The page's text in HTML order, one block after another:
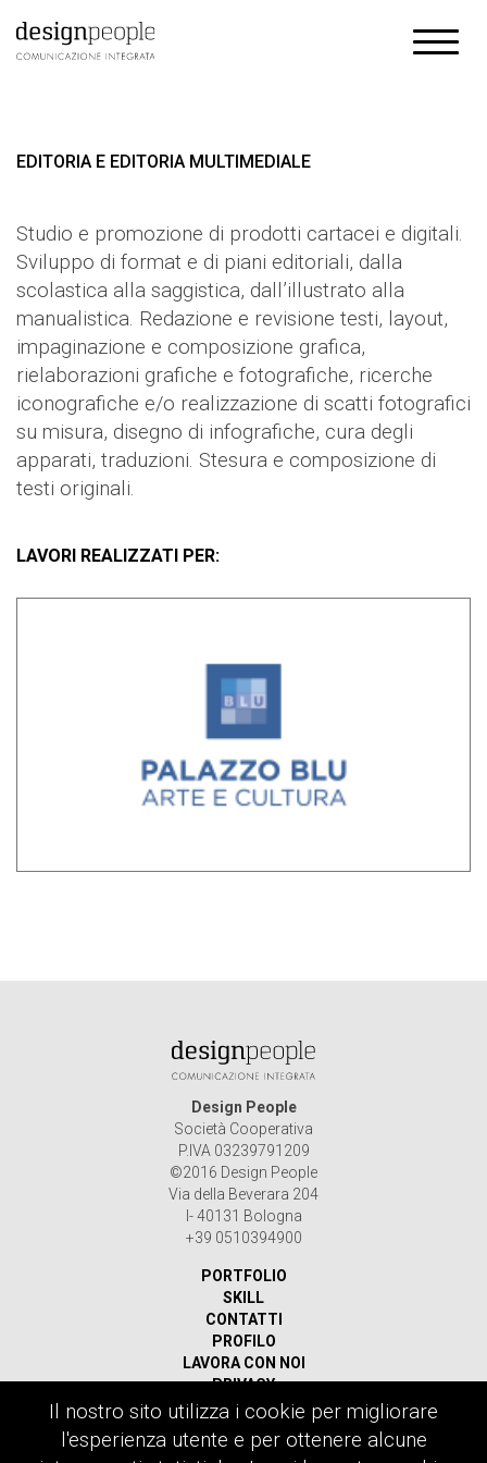
EDITORIA E EDITORIA MULTIMEDIALE
Studio e promozione di prodotti cartacei e digitali.
Sviluppo di format e di piani editoriali, dalla
scolastica alla saggistica, dall’illustrato alla
manualistica. Redazione e revisione testi, layout,
impaginazione e composizione grafica,
rielaborazioni grafiche e fotografiche, ricerche
iconografiche e/o realizzazione di scatti fotografici
su misura, disegno di infografiche, cura degli
apparati, traduzioni. Stesura e composizione di
testi originali.
LAVORI REALIZZATI PER:
Design People
Società Cooperativa
P.IVA 03239791209
©2016 Design People
Via della Beverara 204
I- 40131 Bologna
+39 0510394900
PORTFOLIO
SKILL
CONTATTI
PROFILO
LAVORA CON NOI
PRIVACY
Ricerca
per:
Il nostro sito utilizza i cookie per migliorare
l'esperienza utente e per ottenere alcune